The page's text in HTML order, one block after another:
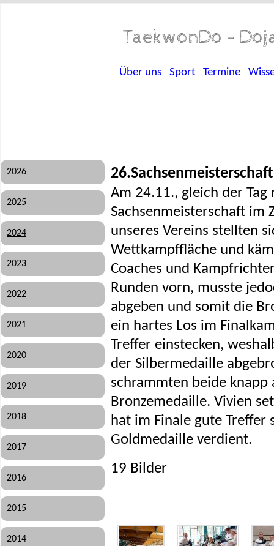
TaekwonDo -
Über uns Sport Termine
2026
2025
2024
2023
2022
2021
2020
2019
2018
2017
2016
2015
2014
26.Sachsenmeisterschaft
Am 24.11., gleich der
Sachsenmeisterschaft
unseres Vereins stellten
Wettkampffläche und
Coaches und
Runden vorn, musste
abgeben und somit die
ein hartes Los im
Treffer einstecken,
der Silbermedaille
schrammten beide
Bronzemedaille. Vivien
hat im Finale gute Treffer
Goldmedaille verdient.
19 Bilder